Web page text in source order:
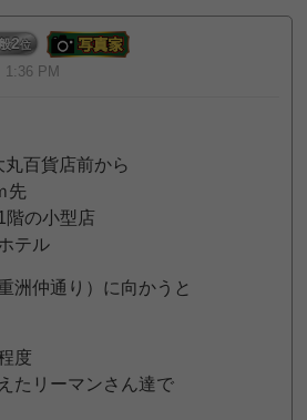
2位
1:36 PM
百貨店前から
先
階の小型店
テル
洲仲通り）に向かうと
度
たリーマンさん達で